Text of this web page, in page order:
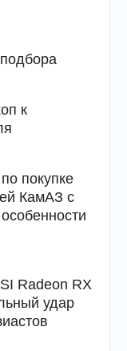
к
покупке
КамАЗ с
Radeon RX
удар